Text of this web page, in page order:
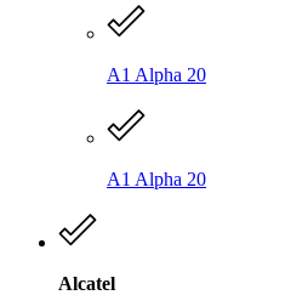
A1 Alpha 20
A1 Alpha 20
Alcatel